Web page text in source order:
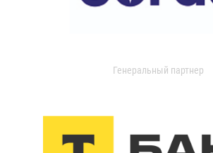
Генеральный партнер